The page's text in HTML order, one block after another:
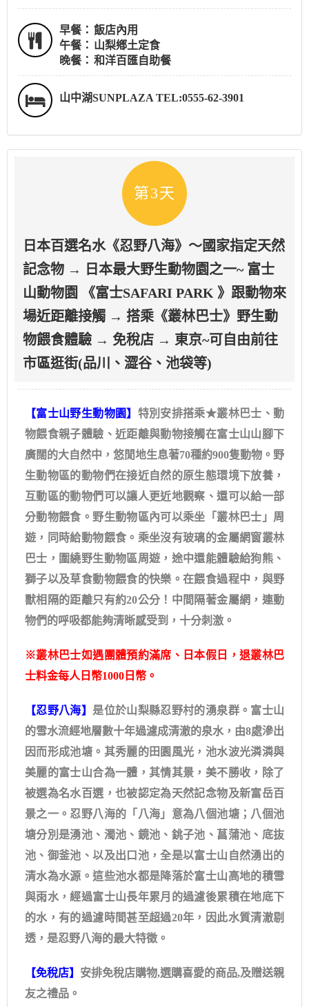
早餐： 飯店內用
午餐： 山梨鄕土定食
晚餐： 和洋百匯自助餐
山中湖SUNPLAZA TEL:0555-62-3901
第3天
日本百選名水《忍野八海》～國家指定天然
記念物 → 日本最大野生動物園之一~ 富士
山動物園 《富士SAFARI PARK 》跟動物來
場近距離接觸 → 搭乘《叢林巴士》野生動
物餵食體驗 → 免稅店 → 東京~可自由前往
市區逛街(品川、澀谷、池袋等)
【富士山野生動物園】 特別安排搭乘★叢林巴士、動
物餵食親子體驗、近距離與動物接觸在富士山山腳下
廣闊的大自然中，悠閒地生息著70種約900隻動物。野
生動物區的動物們在接近自然的原生態環境下放養，
互動區的動物們可以讓人更近地觀察、還可以給一部
分動物餵食。野生動物區內可以乘坐「叢林巴士」周
遊，同時給動物餵食。乘坐沒有玻璃的金屬網窗叢林
巴士，圍繞野生動物區周遊，途中還能體驗給狗熊、
獅子以及草食動物餵食的快樂。在餵食過程中，與野
獸相隔的距離只有約20公分！中間隔著金屬網，連動
物們的呼吸都能夠清晰感受到，十分刺激。
※叢林巴士如遇團體預約滿席、日本假日，退叢林巴
士料金每人日幣1000日幣。
【忍野八海】 是位於山梨縣忍野村的湧泉群。富士山
的雪水流經地層數十年過濾成清澈的泉水，由8處滲出
因而形成池塘。其秀麗的田園風光，池水波光潾潾與
美麗的富士山合為一體，其情其景，美不勝收，除了
被選為名水百選，也被認定為天然記念物及新富岳百
景之一。忍野八海的「八海」意為八個池塘；八個池
塘分別是湧池、濁池、鏡池、銚子池、菖蒲池、底抜
池、御釜池、以及出口池，全是以富士山自然湧出的
清水為水源。這些池水都是降落於富士山高地的積雪
與雨水，經過富士山長年累月的過濾後累積在地底下
的水，有的過濾時間甚至超過20年，因此水質清澈剔
透，是忍野八海的最大特徵。
【免稅店】 安排免稅店購物,選購喜愛的商品,及贈送親
友之禮品。